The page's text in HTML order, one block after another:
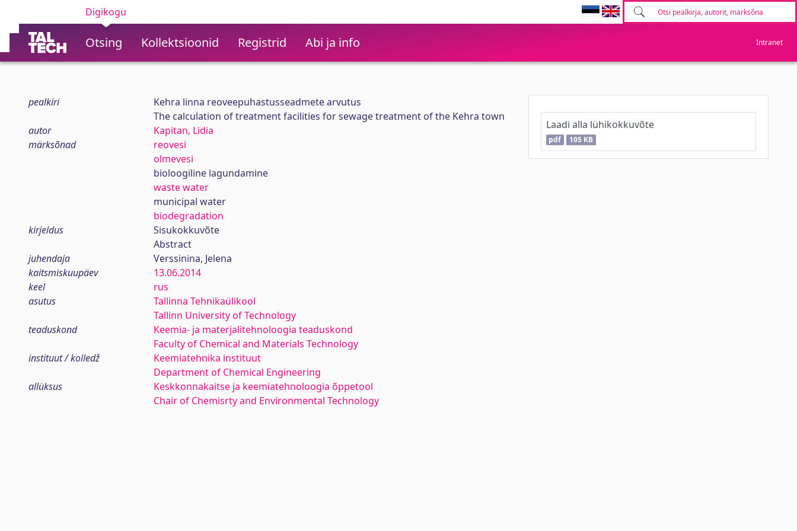
Digikogu
Otsing Kollektsioonid Registrid Abi ja info Intranet
pealkiri
Kehra linna reoveepuhastusseadmete arvutus
The calculation of treatment facilities for sewage treatment of the Kehra town
autor
Kapitan, Lidia
märksõnad
reovesi
olmevesi
bioloogiline lagundamine
waste water
municipal water
biodegradation
kirjeldus
Sisukokkuvõte
Abstract
juhendaja
Verssinina, Jelena
kaitsmiskuupäev
13.06.2014
keel
rus
asutus
Tallinna Tehnikaülikool
Tallinn University of Technology
teaduskond
Keemia- ja materjalitehnoloogia teaduskond
Faculty of Chemical and Materials Technology
instituut / kolledž
Keemiatehnika instituut
Department of Chemical Engineering
allüksus
Keskkonnakaitse ja keemiatehnoloogia õppetool
Chair of Chemisrty and Environmental Technology
Laadi alla lühikokkuvõte
pdf 105 KB